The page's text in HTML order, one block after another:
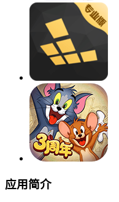
应用简介